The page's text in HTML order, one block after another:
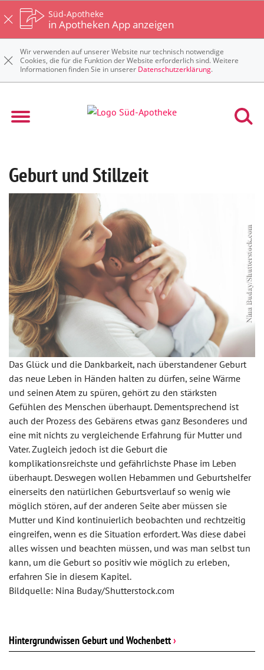
Süd-Apotheke
in Apotheken App anzeigen
Wir verwenden auf unserer Website nur technisch notwendige
Cookies, die für die Funktion der Website erforderlich sind. Weitere
Informationen finden Sie in unserer Datenschutzerklärung.
Geburt und Stillzeit
Das Glück und die Dankbarkeit, nach überstandener Geburt
das neue Leben in Händen halten zu dürfen, seine Wärme
und seinen Atem zu spüren, gehört zu den stärksten
Gefühlen des Menschen überhaupt. Dementsprechend ist
auch der Prozess des Gebärens etwas ganz Besonderes und
eine mit nichts zu vergleichende Erfahrung für Mutter und
Vater. Zugleich jedoch ist die Geburt die
komplikationsreichste und gefährlichste Phase im Leben
überhaupt. Deswegen wollen Hebammen und Geburtshelfer
einerseits den natürlichen Geburtsverlauf so wenig wie
möglich stören, auf der anderen Seite aber müssen sie
Mutter und Kind kontinuierlich beobachten und rechtzeitig
eingreifen, wenn es die Situation erfordert. Was diese dabei
alles wissen und beachten müssen, und was man selbst tun
kann, um die Geburt so positiv wie möglich zu erleben,
erfahren Sie in diesem Kapitel.
Bildquelle: Nina Buday/Shutterstock.com
Hintergrundwissen Geburt und Wochenbett›